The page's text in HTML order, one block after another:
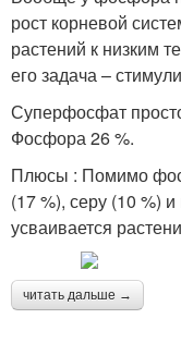
рост корневой
растений к низким
его задача –
Суперфосфат
Фосфора 26 %.
Плюсы : Помимо
(17 %), серу (10 %)
усваивается
читать дальше →